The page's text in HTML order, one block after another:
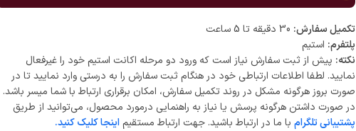
تکمیل سفارش:
پلتفرم: استیم
نکته: پیش از ثبت سفارش نیاز است که ورود دو مرحله اکانت استیم خود را غیرفعال
نمایید. لطفا اطلاعات ارتباطی خود در هنگام ثبت سفارش را به درستی وارد نمایید تا در
صورت بروز هرگونه مشکل در روند تکمیل سفارش، امکان برقراری ارتباط با شما میسر باشد.
در صورت داشتن هرگونه پرسش یا نیاز به راهنمایی درمورد محصول، می‌توانید از طریق
پشتیبانی تلگرامبا ما در ارتباط باشید. جهت ارتباط مستقیم اینجا کلیک کنید.